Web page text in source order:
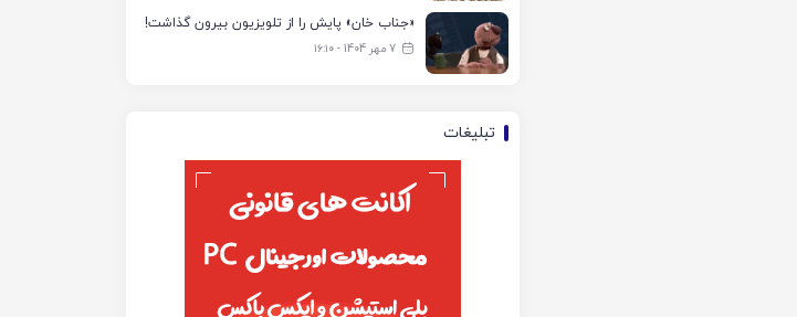
«جناب خان» پایش را از تلویزیون بیرون گذاشت!
7 مهر 1404 - ۱۶:۱۰
تبلیغات